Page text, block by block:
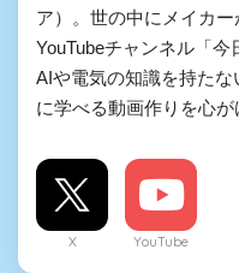
ア）。世の中にメイカー
YouTubeチャンネル「今
AIや電気の知識を持た
に学べる動画作りを心が
X YouTube